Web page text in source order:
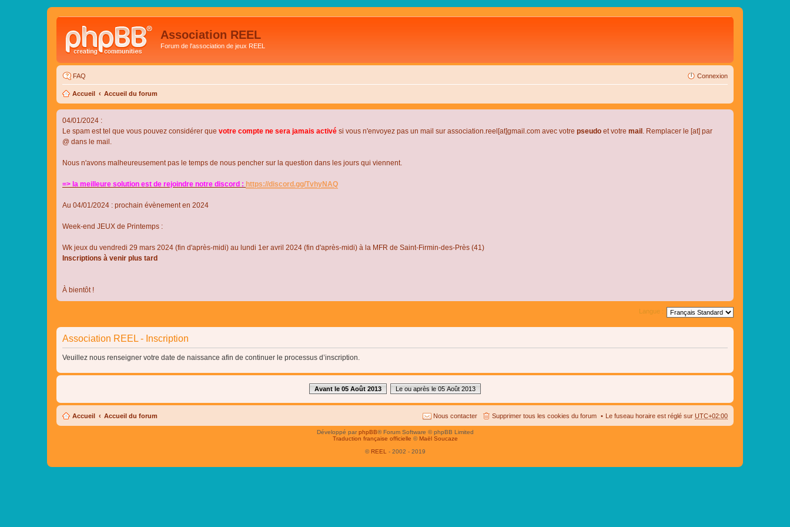
Association REEL
Forum de l'association de jeux REEL
FAQ Connexion
Accueil Accueil du forum
04/01/2024 :
Le spam est tel que vous pouvez considérer que votre compte ne sera jamais activé si vous n'envoyez pas un mail sur association.reel[at]gmail.com avec votre pseudo et votre mail . Remplacer le [at] par
@ dans le mail.
Nous n'avons malheureusement pas le temps de nous pencher sur la question dans les jours qui viennent.
=> la meilleure solution est de rejoindre notre discord : https://discord.gg/TvhyNAQ
Au 04/01/2024 : prochain évènement en 2024
Week-end JEUX de Printemps :
Wk jeux du vendredi 29 mars 2024 (fin d'après-midi) au lundi 1er avril 2024 (fin d'après-midi) à la MFR de Saint-Firmin-des-Près (41)
Inscriptions à venir plus tard
À bientôt !
Langue :
Association REEL - Inscription
Veuillez nous renseigner votre date de naissance afin de continuer le processus d’inscription.
Avant le 05 Août 2013 Le ou après le 05 Août 2013
Accueil Accueil du forum Le fuseau horaire est réglé sur UTC+02:00
Supprimer tous les cookies du forum
Nous contacter
Développé parphpBB® Forum Software © phpBB Limited
Traduction française officielle © Maël Soucaze
© REEL - 2002 - 2019